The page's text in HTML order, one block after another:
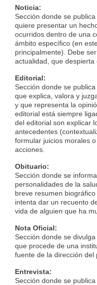
Noticia:
Sección donde se
quiere presentar un
ocurridos dentro de una
ámbito específico (en
principalmente). Debe
actualidad, que despierta
Editorial:
Sección donde se
que explica, valora y
y que representa la
editorial está siempre
del editorial son explicar
antecedentes
formular juicios morales
acciones.
Obituario:
Sección donde se
personalidades de la
breve resumen
intenta dar un recuento
vida de alguien que ha
Nota Oficial:
Sección donde se
que procede de una
fuente de la dirección del
Entrevista:
Sección donde se